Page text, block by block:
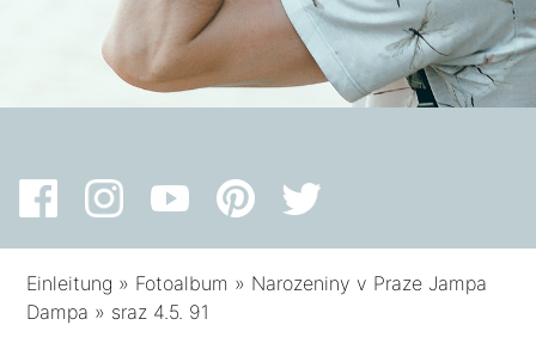
Einleitung » Fotoalbum » Narozeniny v Praze Jampa
Dampa » sraz 4.5. 91